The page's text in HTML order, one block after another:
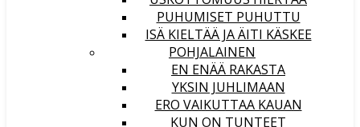
PUHUMISET PUHUTTU
ISÄ KIELTÄÄ JA ÄITI KÄSKEE
POHJALAINEN
EN ENÄÄ RAKASTA
YKSIN JUHLIMAAN
ERO VAIKUTTAA KAUAN
KUN ON TUNTEET